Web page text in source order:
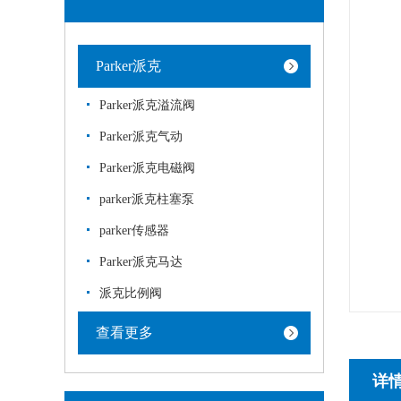
Parker派克
Parker派克溢流阀
Parker派克气动
Parker派克电磁阀
parker派克柱塞泵
parker传感器
Parker派克马达
派克比例阀
查看更多
详